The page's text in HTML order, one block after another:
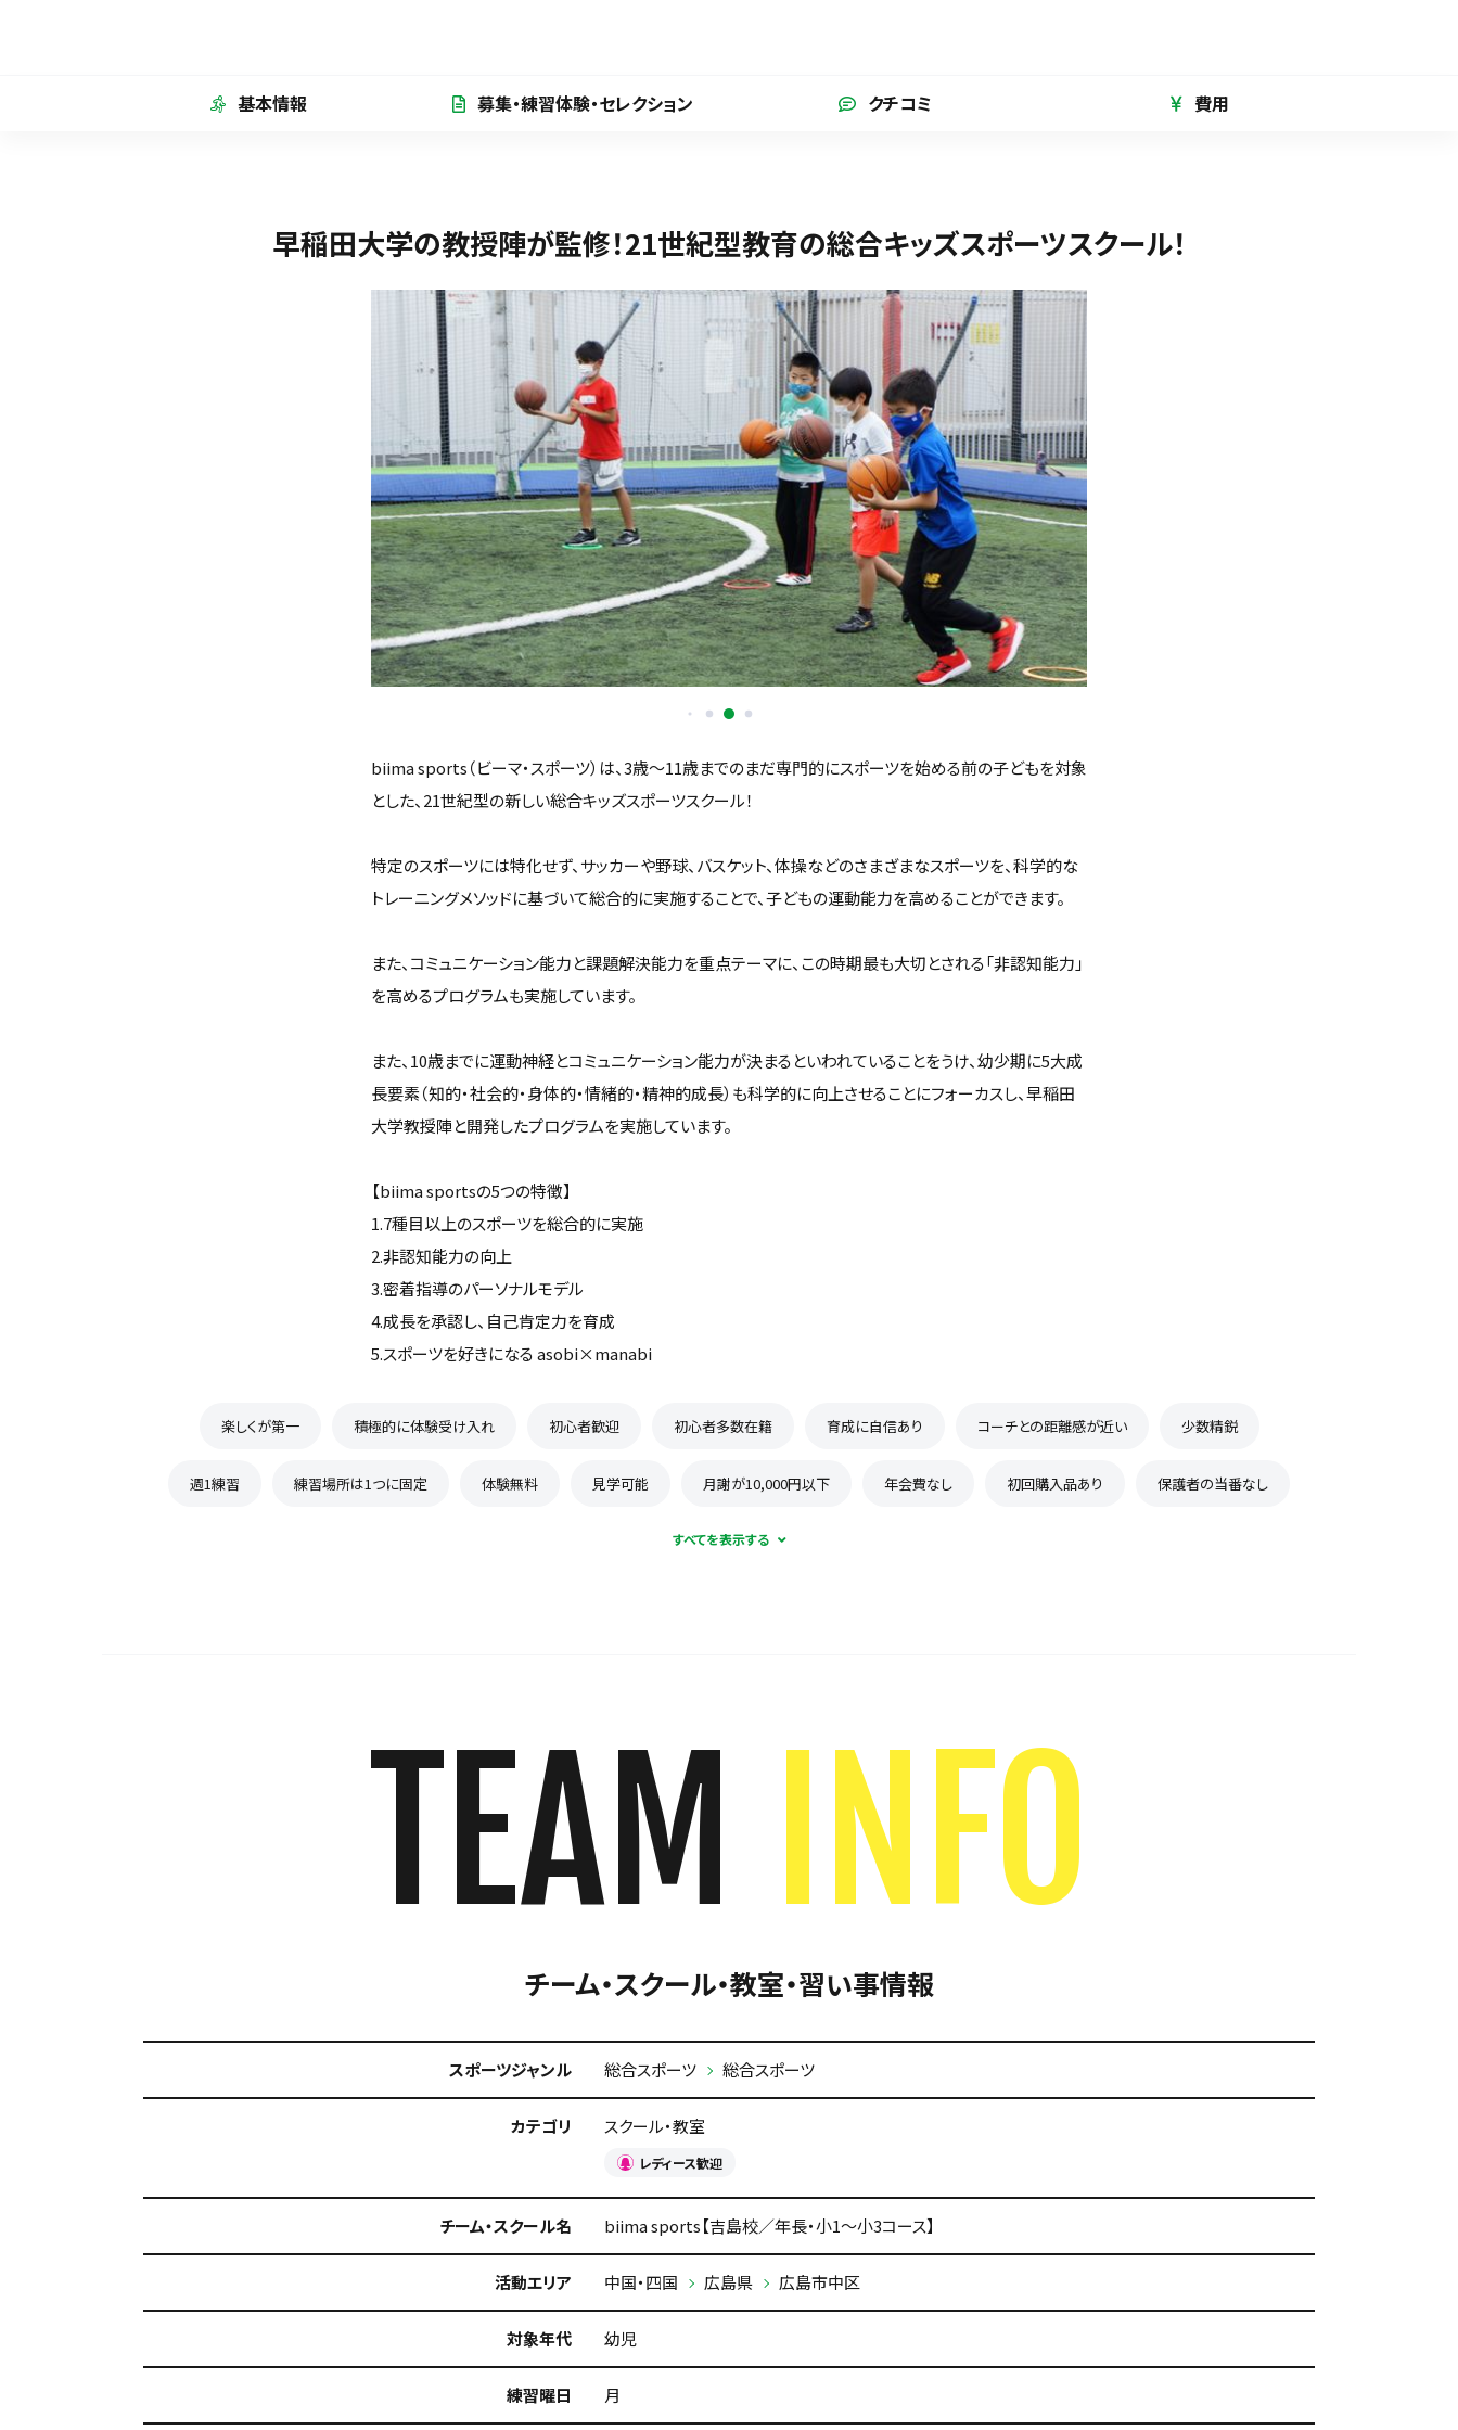
基本情報 募集・練習体験・セレクション クチコミ 費用
早稲田大学の教授陣が監修！21世紀型教育の総合キッズスポーツスクール！
biima sports（ビーマ・スポーツ）は、3歳〜11歳までのまだ専門的にスポーツを始める前の子どもを対象
とした、21世紀型の新しい総合キッズスポーツスクール！
特定のスポーツには特化せず、サッカーや野球、バスケット、体操などのさまざまなスポーツを、科学的な
トレーニングメソッドに基づいて総合的に実施することで、子どもの運動能力を高めることができます。
また、コミュニケーション能力と課題解決能力を重点テーマに、この時期最も大切とされる「非認知能力」
を高めるプログラムも実施しています。
また、10歳までに運動神経とコミュニケーション能力が決まるといわれていることをうけ、幼少期に5大成
長要素（知的・社会的・身体的・情緒的・精神的成長）も科学的に向上させることにフォーカスし、早稲田
大学教授陣と開発したプログラムを実施しています。
【biima sportsの5つの特徴】
1.7種目以上のスポーツを総合的に実施
2.非認知能力の向上
3.密着指導のパーソナルモデル
4.成長を承認し、自己肯定力を育成
5.スポーツを好きになる asobi×manabi
楽しくが第一 積極的に体験受け入れ 初心者歓迎 初心者多数在籍 育成に自信あり コーチとの距離感が近い 少数精鋭
週1練習 練習場所は1つに固定 体験無料 見学可能 月謝が10,000円以下 年会費なし 初回購入品あり 保護者の当番なし
TEAM INFO
チーム・スクール・教室・習い事情報
スポーツジャンル 総合スポーツ 総合スポーツ
カテゴリ スクール・教室
レディース歓迎
チーム・スクール名 biima sports【吉島校／年長・小1〜小3コース】
活動エリア 中国・四国 広島県 広島市中区
対象年代 幼児
練習曜日 月